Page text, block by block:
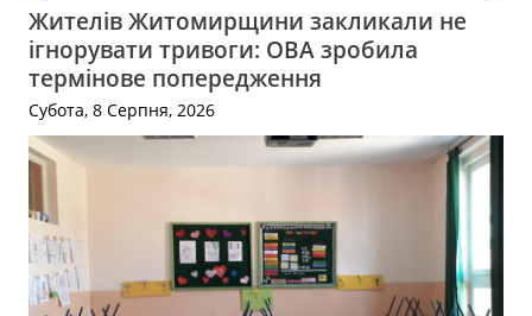
Жителів Житомирщини закликали не
ігнорувати тривоги: ОВА зробила
термінове попередження
Субота, 8 Серпня, 2026